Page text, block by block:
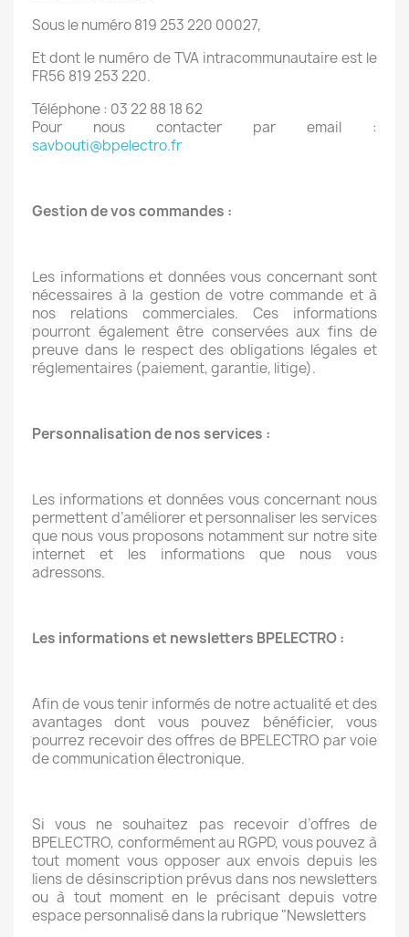
Sous le numéro 819 253 220 00027,
Et dont le numéro de TVA intracommunautaire est le
FR56 819 253 220.
Téléphone : 03 22 88 18 62
Pour nous contacter par email :
savbouti@bpelectro.fr
Gestion de vos commandes :
Les informations et données vous concernant sont
nécessaires à la gestion de votre commande et à
nos relations commerciales. Ces informations
pourront également être conservées aux fins de
preuve dans le respect des obligations légales et
réglementaires (paiement, garantie, litige).
Personnalisation de nos services :
Les informations et données vous concernant nous
permettent d’améliorer et personnaliser les services
que nous vous proposons notamment sur notre site
internet et les informations que nous vous
adressons.
Les informations et newsletters BPELECTRO :
Afin de vous tenir informés de notre actualité et des
avantages dont vous pouvez bénéficier, vous
pourrez recevoir des offres de BPELECTRO par voie
de communication électronique.
Si vous ne souhaitez pas recevoir d’offres de
BPELECTRO, conformément au RGPD, vous pouvez à
tout moment vous opposer aux envois depuis les
liens de désinscription prévus dans nos newsletters
ou à tout moment en le précisant depuis votre
espace personnalisé dans la rubrique "Newsletters